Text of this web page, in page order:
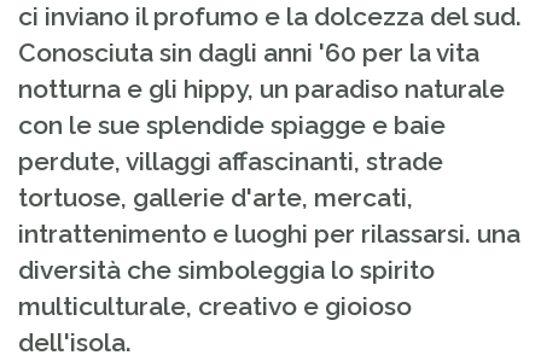
ci inviano il profumo e la dolcezza del sud.
Conosciuta sin dagli anni '60 per la vita
notturna e gli hippy, un paradiso naturale
con le sue splendide spiagge e baie
perdute, villaggi affascinanti, strade
tortuose, gallerie d'arte, mercati,
intrattenimento e luoghi per rilassarsi. una
diversità che simboleggia lo spirito
multiculturale, creativo e gioioso
dell'isola.